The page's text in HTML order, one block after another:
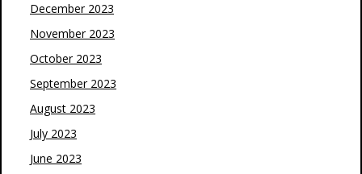
December 2023
November 2023
October 2023
September 2023
August 2023
July 2023
June 2023